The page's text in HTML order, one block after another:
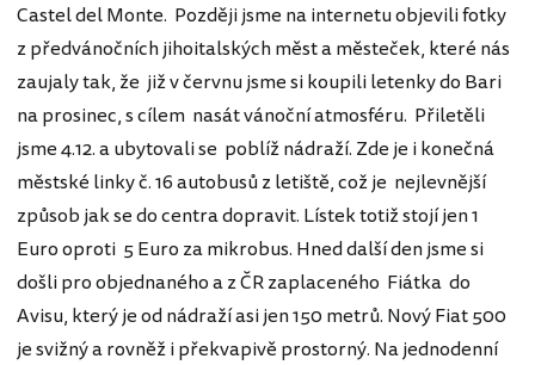
Castel del Monte. Později jsme na internetu objevili fotky
z předvánočních jihoitalských měst a městeček, které nás
zaujaly tak, že již v červnu jsme si koupili letenky do Bari
na prosinec, s cílem nasát vánoční atmosféru. Přiletěli
jsme 4.12. a ubytovali se poblíž nádraží. Zde je i konečná
městské linky č. 16 autobusů z letiště, což je nejlevnější
způsob jak se do centra dopravit. Lístek totiž stojí jen 1
Euro oproti 5 Euro za mikrobus. Hned další den jsme si
došli pro objednaného a z ČR zaplaceného Fiátka do
Avisu, který je od nádraží asi jen 150 metrů. Nový Fiat 500
je svižný a rovněž i překvapivě prostorný. Na jednodenní